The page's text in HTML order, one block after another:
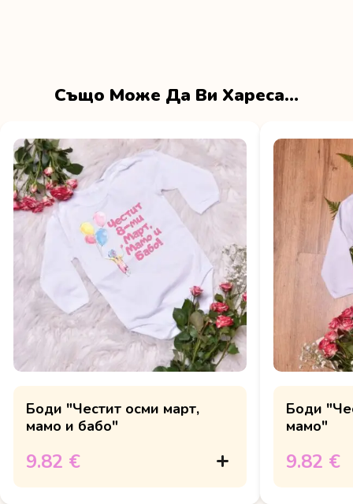
Също Може Да Ви Хареса…
Боди "Честит осми март,
мамо и бабо"
9.82 €
Боди
мамо"
9.82 €